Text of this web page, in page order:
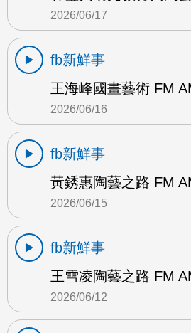
2026/06/17
fb新鮮事
王海峰國畫藝術 FM
2026/06/16
fb新鮮事
黃銹惠陶藝之路 FM
2026/06/15
fb新鮮事
王雪凌陶藝之路 FM
2026/06/12